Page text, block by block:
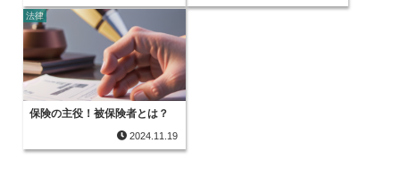
法律
保険の主役！被保険者とは？
2024.11.19